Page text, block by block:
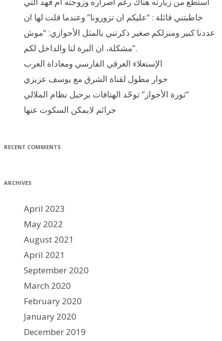
خاطبتني قائلة : “عليكم ان تزورونا” وعندما قلت لها ان
عددنا كبير ومنزلكم صغير ذكرتني بالمثل الأحوازي: “موش
مشكلة، ان البرة لنا والداخل لكم”.
الإستعلاء العرقي الفارسي ومعاداة العرب
حوار مطول لقناة الشرق مع يوسف عزيزي
ثورة الأحواز” توحّد الهتافات برحيل نظام الملالي”
جرائم لايمكن السكوت عنها
RECENT COMMENTS
ARCHIVES
April 2023
May 2022
August 2021
April 2021
September 2020
March 2020
February 2020
January 2020
December 2019